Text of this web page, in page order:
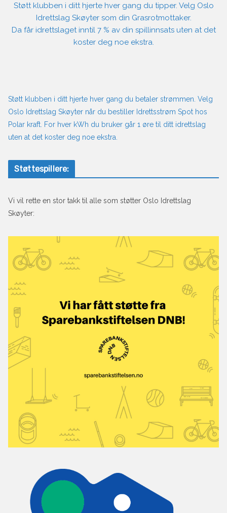
Støtt klubben i ditt hjerte hver gang du tipper. Velg Oslo
Idrettslag Skøyter som din Grasrotmottaker.
Da får idrettslaget inntil 7 % av din spillinnsats uten at det
koster deg noe ekstra.
Støtt klubben i ditt hjerte hver gang du betaler strømmen. Velg
Oslo Idrettslag Skøyter når du bestiller Idrettsstrøm Spot hos
Polar kraft. For hver kWh du bruker går 1 øre til ditt idrettslag
uten at det koster deg noe ekstra.
Støttespillere:
Vi vil rette en stor takk til alle som støtter Oslo Idrettslag
Skøyter: